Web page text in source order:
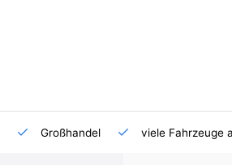
Großhandel viele Fahrzeuge